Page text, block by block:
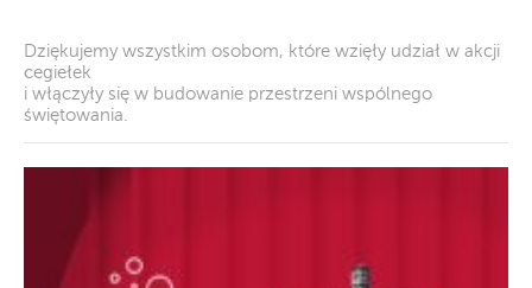
Dziękujemy wszystkim osobom, które wzięły udział w akcji
cegiełek
i włączyły się w budowanie przestrzeni wspólnego
świętowania.